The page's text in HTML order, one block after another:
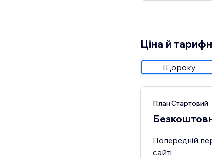
Ціна й
Щороку
План Стартовий
Попередній
сайті